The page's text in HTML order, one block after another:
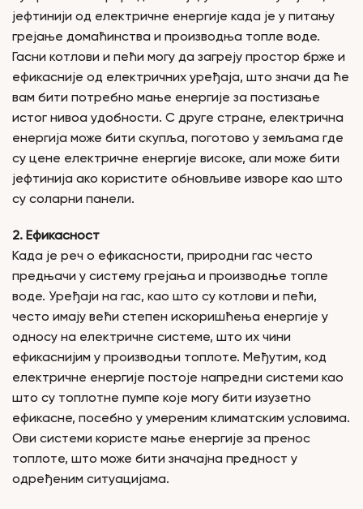
јефтинији од електричне енергије када је у питању
грејање домаћинства и производња топле воде.
Гасни котлови и пећи могу да загреју простор брже и
ефикасније од електричних уређаја, што значи да ће
вам бити потребно мање енергије за постизање
истог нивоа удобности. С друге стране, електрична
енергија може бити скупља, поготово у земљама где
су цене електричне енергије високе, али може бити
јефтинија ако користите обновљиве изворе као што
су соларни панели.
2. Ефикасност
Када је реч о ефикасности, природни гас често
предњачи у систему грејања и производње топле
воде. Уређаји на гас, као што су котлови и пећи,
често имају већи степен искоришћења енергије у
односу на електричне системе, што их чини
ефикаснијим у производњи топлоте. Међутим, код
електричне енергије постоје напредни системи као
што су топлотне пумпе које могу бити изузетно
ефикасне, посебно у умереним климатским условима.
Ови системи користе мање енергије за пренос
топлоте, што може бити значајна предност у
одређеним ситуацијама.